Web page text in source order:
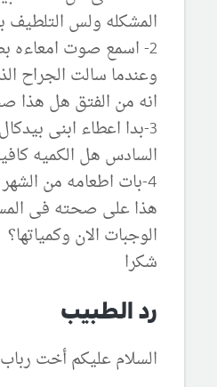
المشكله ولس التلطيف
2- اسمع صوت امعاءه
وعندما سالت الجراح
انه من الفتق هل هذا
السادس هل الكميه
4-بات اطعامه من
هذا على صحته فى
الوجبات الان وكمياتها؟
شكرا
رد الطبيب
السلام عليكم أخت رباب